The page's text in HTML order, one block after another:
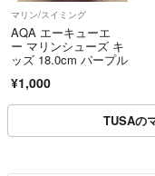
マリン/スイミング
AQA エーキューエ
ー マリンシューズ キ
ッズ 18.0cm パープル
¥1,000
TUSAの